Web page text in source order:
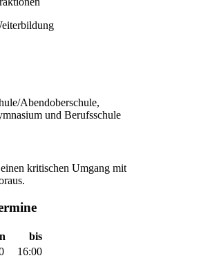
Abendoberschule,
und Berufsschule
kritischen Umgang mit
bis
16:00